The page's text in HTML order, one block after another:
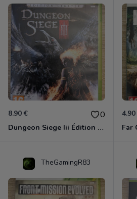
8.90 € 0
Dungeon Siege Iii Édition Limitée - Vf Intégrale Xbox 360
TheGamingR83